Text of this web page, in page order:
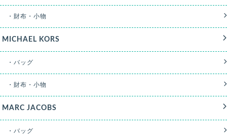
・財布・小物
MICHAEL KORS
・バッグ
・財布・小物
MARC JACOBS
・バッグ